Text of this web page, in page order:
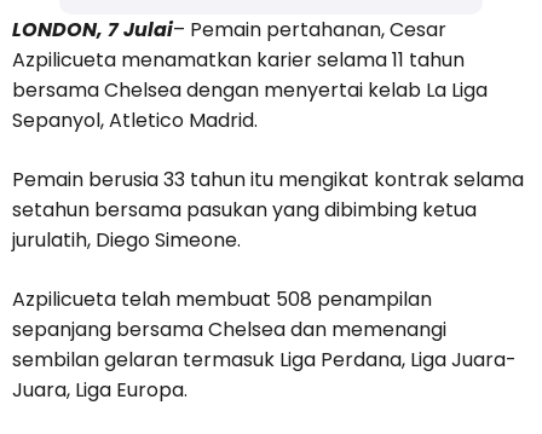
LONDON, 7 Julai– Pemain pertahanan, Cesar
Azpilicueta menamatkan karier selama 11 tahun
bersama Chelsea dengan menyertai kelab La Liga
Sepanyol, Atletico Madrid.
Pemain berusia 33 tahun itu mengikat kontrak selama
setahun bersama pasukan yang dibimbing ketua
jurulatih, Diego Simeone.
Azpilicueta telah membuat 508 penampilan
sepanjang bersama Chelsea dan memenangi
sembilan gelaran termasuk Liga Perdana, Liga Juara-
Juara, Liga Europa.